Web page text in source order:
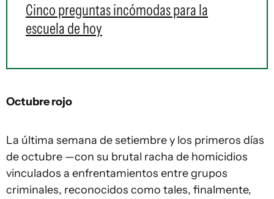
Cinco preguntas incómodas para la
escuela de hoy
Octubre rojo
La última semana de setiembre y los primeros días
de octubre —con su brutal racha de homicidios
vinculados a enfrentamientos entre grupos
criminales, reconocidos como tales, finalmente,